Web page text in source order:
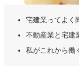
宅建業ってよく
不動産業と宅建
私がこれから働